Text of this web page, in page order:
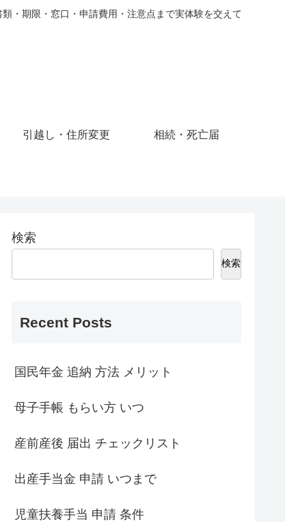
・期限・窓口・申請費用・注意点まで実体験を交えて
引越し・住所変更 相続・死亡届
検索
検索
Recent Posts
国民年金 追納 方法 メリット
母子手帳 もらい方 いつ
産前産後 届出 チェックリスト
出産手当金 申請 いつまで
児童扶養手当 申請 条件